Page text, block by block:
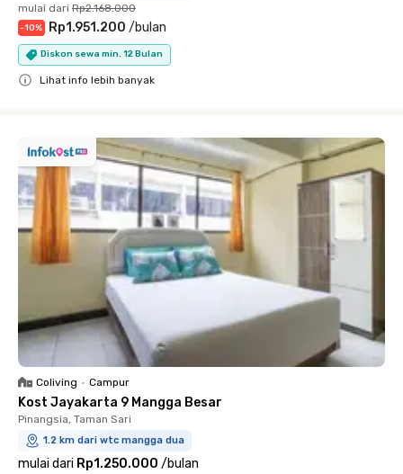
mulai dari Rp2.168.000
-10% Rp1.951.200 /bulan
Diskon sewa min. 12 Bulan
Lihat info lebih banyak
Coliving • Campur
Kost Jayakarta 9 Mangga Besar
Pinangsia, Taman Sari
1.2 km dari wtc mangga dua
mulai dari Rp1.250.000 /bulan